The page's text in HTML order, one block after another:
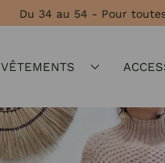
Du 34 au 54 - Pour
VÊTEMENTS